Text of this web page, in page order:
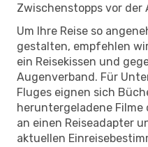
Zwischenstopps vor
Um Ihre Reise so
gestalten, empfehlen
ein Reisekissen und
Augenverband. Für
Fluges eignen sich
heruntergeladene Filme
an einen Reiseadapter
aktuellen